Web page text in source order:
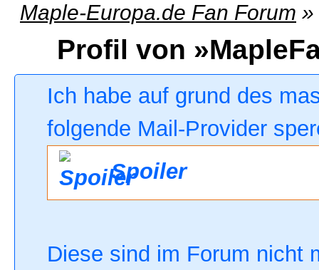
Maple-Europa.de Fan Forum »
Profil von
Ich habe auf grund des
folgende Mail-Provider
Spoiler
Diese sind im Forum nicht